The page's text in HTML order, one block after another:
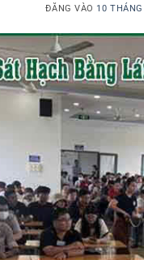
ĐĂNG VÀO 10